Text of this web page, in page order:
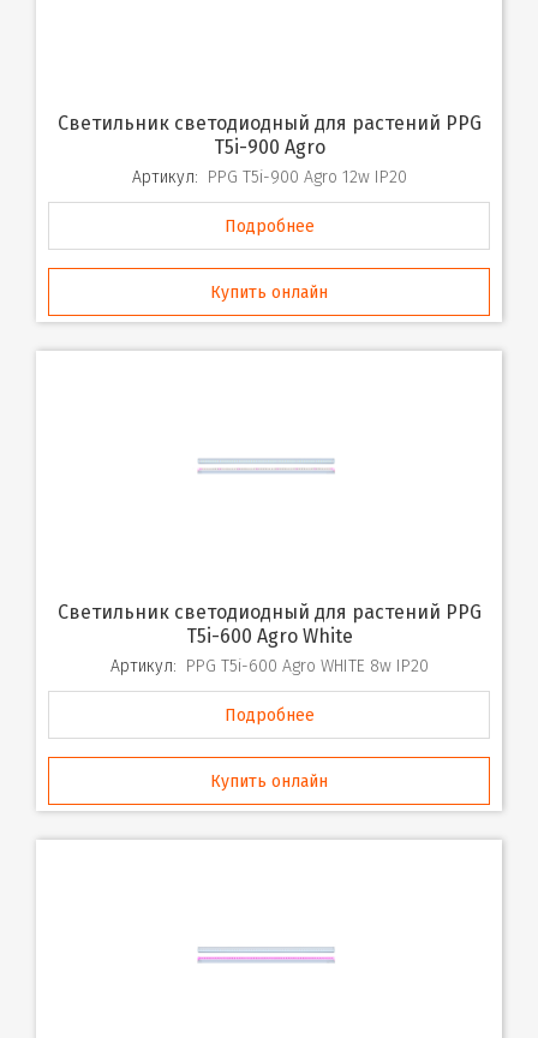
Светильник светодиодный для растений PPG
T5i-900 Agro
Артикул: PPG T5i-900 Agro 12w IP20
Подробнее
Купить онлайн
Светильник светодиодный для растений PPG
T5i-600 Agro White
Артикул: PPG T5i-600 Agro WHITE 8w IP20
Подробнее
Купить онлайн